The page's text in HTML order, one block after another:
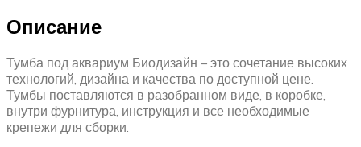
Описание
Тумба под аквариум Биодизайн – это сочетание высоких
технологий, дизайна и качества по доступной цене.
Тумбы поставляются в разобранном виде, в коробке,
внутри фурнитура, инструкция и все необходимые
крепежи для сборки.